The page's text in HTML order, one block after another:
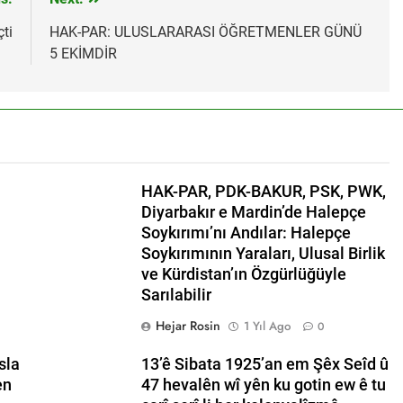
Eşitlik ve özgürlük mücadelesi veren tüm
başkanı Düzgün KAPLAN,* *Erbil’de RUDAW’ın düzenlediği
Başkanı Düzgün Kaplan “Hewler Ortadoğu’nun politik
VE PWK İZMİR’İN KONAK MEYDANINDA ORTAK BASIN
HAK-PAR’ın eski genel başkanı sayın Kemal
Kemal Burkay’ın verdiği konferansı ile kutladı.
HAK-PAR: ULUSLARARASI ÖĞRETMENLER GÜNÜ
5 EKİMDİR
HAK-PAR, PDK-BAKUR, PSK, PWK,
Diyarbakır e Mardin’de Halepçe
Soykırımı’nı Andılar: Halepçe
Soykırımının Yaraları, Ulusal Birlik
ve Kürdistan’ın Özgürlüğüyle
Sarılabilir
Hejar Rosin
1 Yıl Ago 0
13’ê Sibata 1925’an em Şêx Seîd û
47 hevalên wî yên ku gotin ew ê tu